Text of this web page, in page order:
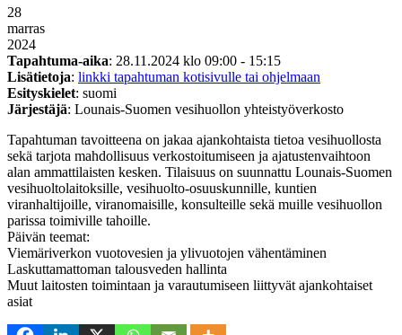
28
marras
2024
Tapahtuma-aika: 28.11.2024 klo 09:00 - 15:15
Lisätietoja: linkki tapahtuman kotisivulle tai ohjelmaan
Esityskielet: suomi
Järjestäjä: Lounais-Suomen vesihuollon yhteistyöverkosto
Tapahtuman tavoitteena on jakaa ajankohtaista tietoa vesihuollosta
sekä tarjota mahdollisuus verkostoitumiseen ja ajatustenvaihtoon
alan ammattilaisten kesken. Tilaisuus on suunnattu Lounais-Suomen
vesihuoltolaitoksille, vesihuolto-osuuskunnille, kuntien
viranhaltijoille, viranomaisille, konsulteille sekä muille vesihuollon
parissa toimiville tahoille.
Päivän teemat:
Viemäriverkon vuotovesien ja ylivuotojen vähentäminen
Laskuttamattoman talousveden hallinta
Muut laitosten toimintaan ja varautumiseen liittyvät ajankohtaiset
asiat